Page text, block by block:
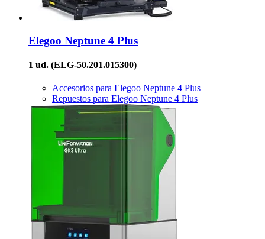
Elegoo Neptune 4 Plus
1 ud. (ELG-50.201.015300)
Accesorios para Elegoo Neptune 4 Plus
Repuestos para Elegoo Neptune 4 Plus